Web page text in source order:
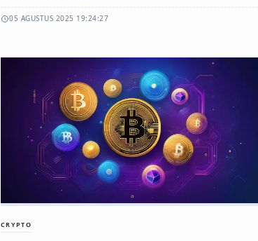
05 AGUSTUS 2025 19:24:27
CRYPTO